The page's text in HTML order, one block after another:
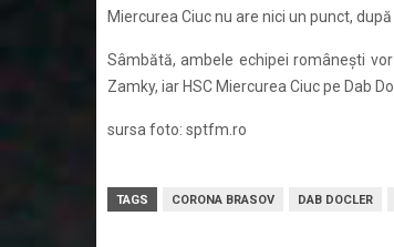
Miercurea Ciuc nu are nici un punct,
Sâmbătă, ambele echipei românești
Zamky, iar HSC Miercurea Ciuc pe Dab
sursa foto: sptfm.ro
TAGS CORONA BRASOV DAB DOCLER